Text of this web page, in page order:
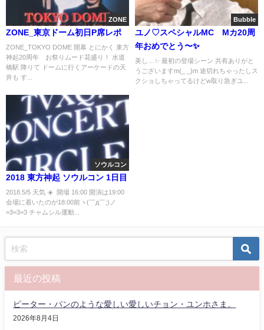
ZONE
ZONE_東京ドーム初日P席レポ
ZONE_TOKYO DOME 開幕 とにかく 東方
神起20周年 お祭りムード花盛り！ 水道
橋駅 降りて ドームに行くアーケードの天
井も す...
Bubble
ユノ♡スペシャルMC Mカ20周
年おめでとう〜✨
美し…✨ 最初の登場シーン 共有ありがと
うございますm(_ _)m 途切れちゃったしス
クショしちゃってるけどw取り急ぎユ...
ソウルコン
2018 東方神起 ソウルコン 1日目
2018.5/5 天気 ☀️ 開場 16:00 開演は19:00
会場に着いたのが18:00前ヽ(￣д￣;)ノ
=3=3=3 チャムシル運動...
最近の投稿
ピーター・パンのような愛しい愛しいチョン・ユンホさま。
2026年8月4日